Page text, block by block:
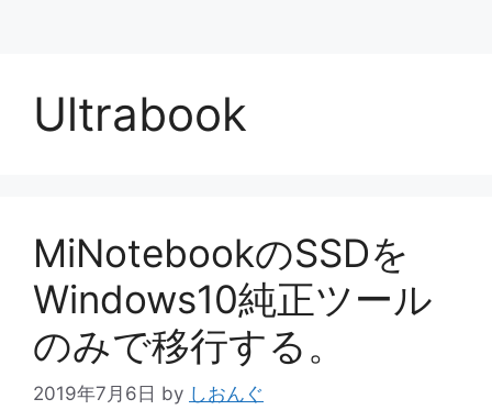
Ultrabook
MiNotebookのSSDを
Windows10純正ツール
のみで移行する。
2019年7月6日 by しおんぐ